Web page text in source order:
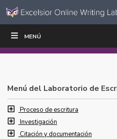
Ir al contenido
navegación
MENÚ
ESCRIBIR
Menú del Laboratorio de
Proceso de escritura
Investigación
Citación y documentación